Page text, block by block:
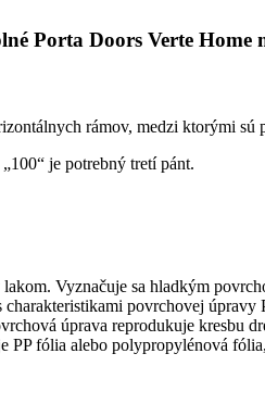
Porta Doors Verte Home
rámov, medzi ktorými sú
je potrebný tretí pánt.
Vyznačuje sa hladkým
povrchovej
úprava reprodukuje kresbu
PP fólia alebo polypropylénová